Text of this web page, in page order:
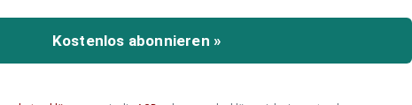
verschlechtert hatten.
Kostenlos abonnieren »